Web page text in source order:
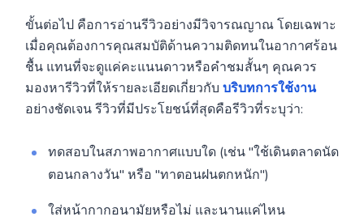
ขั้นต่อไป คือการอ่านรีวิวอย่างมีวิจารณญาณ โดยเฉพาะ
เมื่อคุณต้องการคุณสมบัติด้านความติดทนในอากาศร้อน
ชื้น แทนที่จะดูแค่คะแนนดาวหรือคำชมสั้นๆ คุณควร
มองหารีวิวที่ให้รายละเอียดเกี่ยวกับ บริบทการใช้งาน
อย่างชัดเจน รีวิวที่มีประโยชน์ที่สุดคือรีวิวที่ระบุว่า:
ทดสอบในสภาพอากาศแบบใด (เช่น "ใช้เดินตลาดนัด
ตอนกลางวัน" หรือ "ทาตอนฝนตกหนัก")
ใส่หน้ากากอนามัยหรือไม่ และนานแค่ไหน